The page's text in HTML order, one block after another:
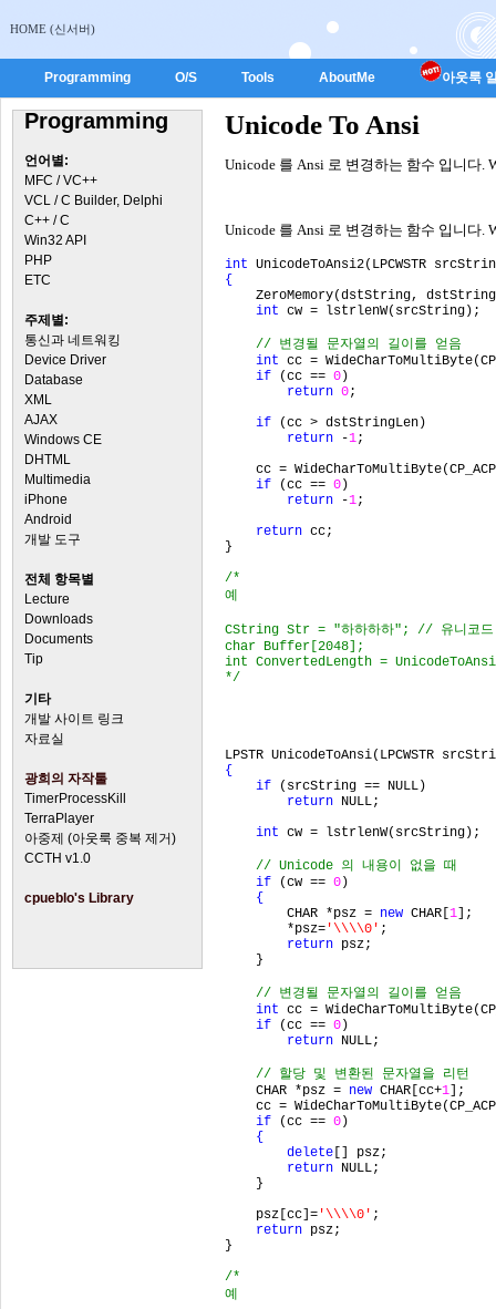
HOME (신서버)
Programming O/S Tools AboutMe 아웃룩
Programming
언어별:
MFC / VC++
VCL / C Builder, Delphi
C++ / C
Win32 API
PHP
ETC
주제별:
통신과 네트워킹
Device Driver
Database
XML
AJAX
Windows CE
DHTML
Multimedia
iPhone
Android
개발 도구
전체 항목별
Lecture
Downloads
Documents
Tip
기타
개발 사이트 링크
자료실
광희의 자작툴
TimerProcessKill
TerraPlayer
아중제 (아웃룩 중복 제거)
CCTH v1.0
cpueblo's Library
Unicode To Ansi
Unicode 를 Ansi 로 변경하는 함수 입니다.
Unicode 를 Ansi 로 변경하는 함수 입니다.
int UnicodeToAnsi2(LPCWSTR
{
ZeroMemory(dstString,
int cw = lstrlenW(srcString);
// 변경될 문자열의 길이를 얻음
int cc =
if
(cc == 0 )
return 0;
if
(cc > dstStringLen)
return
-1;
cc =
if
(cc == 0 )
return
-1;
return cc;
}
/*
예
CString Str = "하하하하"; // 유니코드
char Buffer[2048];
int ConvertedLength =
*/
{
    if
(srcString == NULL)
return NULL;
int cw = lstrlenW(srcString);
// Unicode 의 내용이 없을 때
if
(cw == 0 )
{
CHAR *psz = new CHAR[ 1 ];
        *psz=
'\\\\0' ;
return psz;
    }
// 변경될 문자열의 길이를 얻음
int cc =
if
(cc == 0 )
return NULL;
// 할당 및 변환된 문자열을 리턴
CHAR *psz = new CHAR[cc+1 ];
cc =
if
(cc == 0 )
{
        delete
[] psz;
return NULL;
    }
    psz[cc]=
'\\\\0' ;
return psz;
}
/*
예